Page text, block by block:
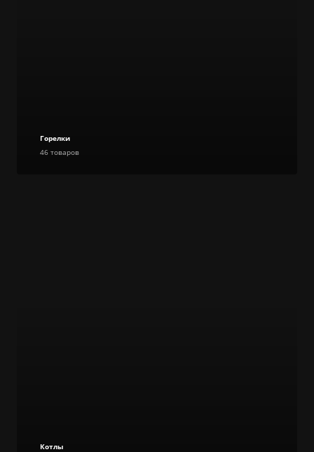
Горелки
46 товаров
Котлы